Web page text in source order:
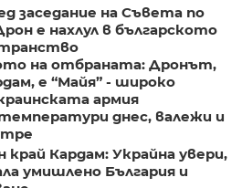
заседание на Съвета по
е нахлул в българското
на отбраната: Дронът,
е “Майя” - широко
армия
днес, валежи и
край Кардам: Украйна увери,
умишлено България и